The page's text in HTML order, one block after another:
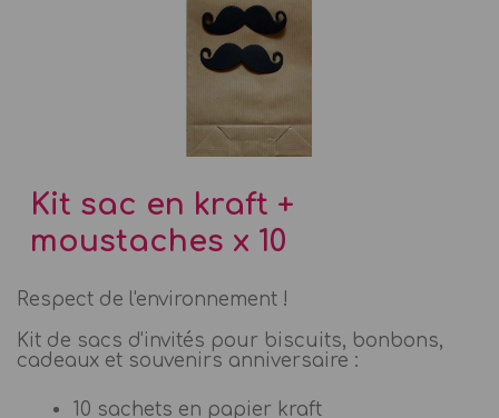
Kit sac en kraft +
moustaches x 10
Respect de l'environnement !
Kit de sacs d'invités pour biscuits, bonbons,
cadeaux et souvenirs anniversaire :
10 sachets en papier kraft